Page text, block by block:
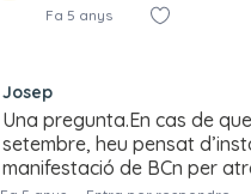
Fa 5 anys
Josep
Una pregunta.En cas de
setembre, heu pensat
manifestació de BCn per